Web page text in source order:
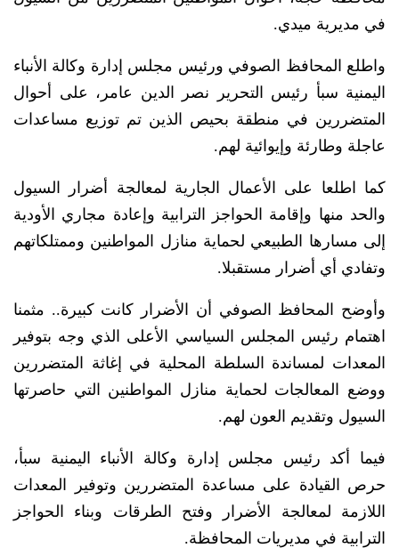
في مديرية ميدي.
واطلع المحافظ الصوفي ورئيس مجلس إدارة وكالة الأنباء
اليمنية سبأ رئيس التحرير نصر الدين عامر، على أحوال
المتضررين في منطقة بحيص الذين تم توزيع مساعدات
عاجلة وطارئة وإيوائية لهم.
كما اطلعا على الأعمال الجارية لمعالجة أضرار السيول
والحد منها وإقامة الحواجز الترابية وإعادة مجاري الأودية
إلى مسارها الطبيعي لحماية منازل المواطنين وممتلكاتهم
وتفادي أي أضرار مستقبلا.
وأوضح المحافظ الصوفي أن الأضرار كانت كبيرة.. مثمنا
اهتمام رئيس المجلس السياسي الأعلى الذي وجه بتوفير
المعدات لمساندة السلطة المحلية في إغاثة المتضررين
ووضع المعالجات لحماية منازل المواطنين التي حاصرتها
السيول وتقديم العون لهم.
فيما أكد رئيس مجلس إدارة وكالة الأنباء اليمنية سبأ،
حرص القيادة على مساعدة المتضررين وتوفير المعدات
اللازمة لمعالجة الأضرار وفتح الطرقات وبناء الحواجز
الترابية في مديريات المحافظة.